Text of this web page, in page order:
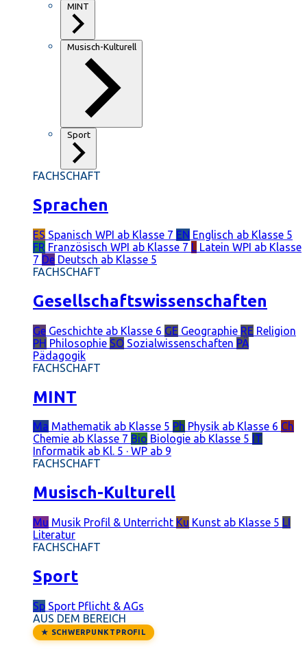
MINT
Musisch-Kulturell
Sport
FACHSCHAFT
Sprachen
ES Spanisch WPI ab Klasse 7 EN Englisch ab Klasse 5
FR Französisch WPI ab Klasse 7 L Latein WPI ab Klasse
7 De Deutsch ab Klasse 5
FACHSCHAFT
Gesellschaftswissenschaften
Ge Geschichte ab Klasse 6 GE Geographie RE Religion
PH Philosophie SO Sozialwissenschaften PÄ
Pädagogik
FACHSCHAFT
MINT
Ma Mathematik ab Klasse 5 Ph Physik ab Klasse 6 Ch
Chemie ab Klasse 7 Bio Biologie ab Klasse 5 IT
Informatik ab Kl. 5 · WP ab 9
FACHSCHAFT
Musisch-Kulturell
Mu Musik Profil & Unterricht Ku Kunst ab Klasse 5 LI
Literatur
FACHSCHAFT
Sport
Sp Sport Pflicht & AGs
AUS DEM BEREICH
★ SCHWERPUNKTPROFIL